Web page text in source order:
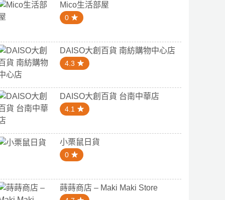
Mico生活部屋
0
DAISO大創百貨 南紡購物中心店
4.3
DAISO大創百貨 台南中華店
4.1
小栗鼠日貨
0
蒔蒔商店 – Maki Maki Store